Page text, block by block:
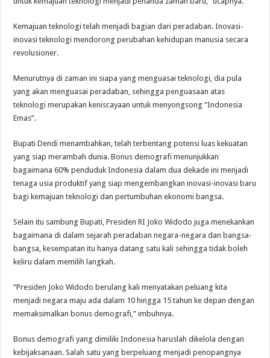
Kemajuan teknologi telah menjadi bagian dari peradaban. Inovasi-
inovasi teknologi mendorong perubahan kehidupan manusia secara
revolusioner.
Menurutnya di zaman ini siapa yang menguasai teknologi, dia pula
yang akan menguasai peradaban, sehingga penguasaan atas
teknologi merupakan keniscayaan untuk menyongsong “Indonesia
Emas”.
Bupati Dendi menambahkan, telah terbentang potensi luas kekuatan
yang siap merambah dunia. Bonus demografi menunjukkan
bagaimana 60% penduduk Indonesia dalam dua dekade ini menjadi
tenaga usia produktif yang siap mengembangkan inovasi-inovasi baru
bagi kemajuan teknologi dan pertumbuhan ekonomi bangsa.
Selain itu sambung Bupati, Presiden RI Joko Widodo juga menekankan
bagaimana di dalam sejarah peradaban negara-negara dan bangsa-
bangsa, kesempatan itu hanya datang satu kali sehingga tidak boleh
keliru dalam memilih langkah.
“Presiden Joko Widodo berulang kali menyatakan peluang kita
menjadi negara maju ada dalam 10 hingga 15 tahun ke depan dengan
memaksimalkan bonus demografi,” imbuhnya.
Bonus demografi yang dimiliki Indonesia haruslah dikelola dengan
kebijaksanaan. Salah satu yang berpeluang menjadi penopangnya